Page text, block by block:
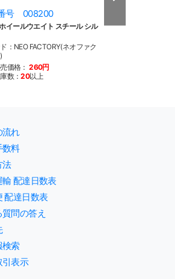
号 008200
イールウエイト スチール シル
：NEO FACTORY(ネオファク
価格： 260円
数：20以上
1/4oz ホイールウ
流れ
数料
法
配達日数表
配達日数表
問の答え
検索
引表示